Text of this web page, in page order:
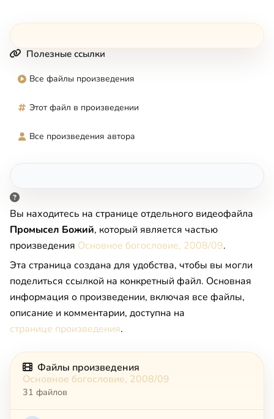
Полезные ссылки
Все файлы произведения
Этот файл в произведении
Все произведения автора
Вы находитесь на странице отдельного видеофайла
Промысел Божий, который является частью
произведения Основное богословие, 2008/09.
Эта страница создана для удобства, чтобы вы могли
поделиться ссылкой на конкретный файл. Основная
информация о произведении, включая все файлы,
описание и комментарии, доступна на
странице произведения.
Файлы произведения
Основное богословие, 2008/09
31 файлов